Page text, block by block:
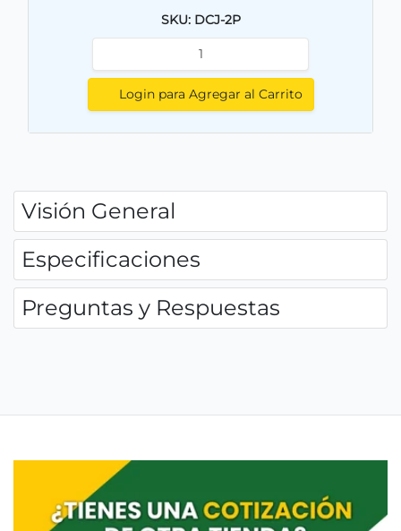
SKU: DCJ-2P
Login para Agregar al Carrito
Visión General
Especificaciones
Preguntas y Respuestas